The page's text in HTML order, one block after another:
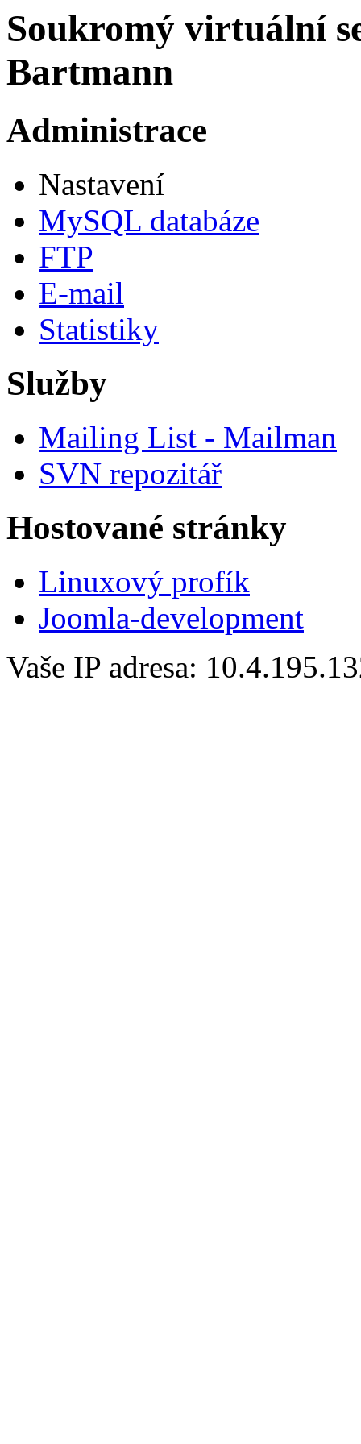
Soukromý virtuální
Bartmann
Administrace
Nastavení
MySQL databáze
FTP
E-mail
Statistiky
Služby
Mailing List - Mailman
SVN repozitář
Hostované stránky
Linuxový profík
Joomla-development
Vaše IP adresa: